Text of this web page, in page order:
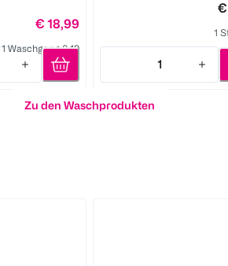
€ 18,99
1 Waschgang 0,19
€
1
1
Quantity: 1
Zu den Waschprodukten